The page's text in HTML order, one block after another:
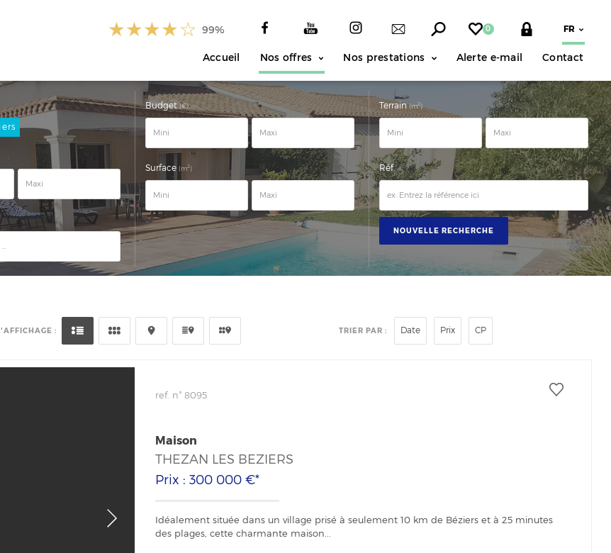
99% 0
Accueil Nos offres Nos prestations Alerte e-mail Contact
Budget (€)
Surface (m2)
Terrain(m2)
Réf.
NOUVELLE RECHERCHE
: TRIER PAR : Date Prix CP
ref. n° 8095
Maison
THEZAN LES BEZIERS
Prix : 300 000 €*
Idéalement située dans un village prisé à seulement 10 km de Béziers et à 25 minutes
des plages, cette charmante maison...